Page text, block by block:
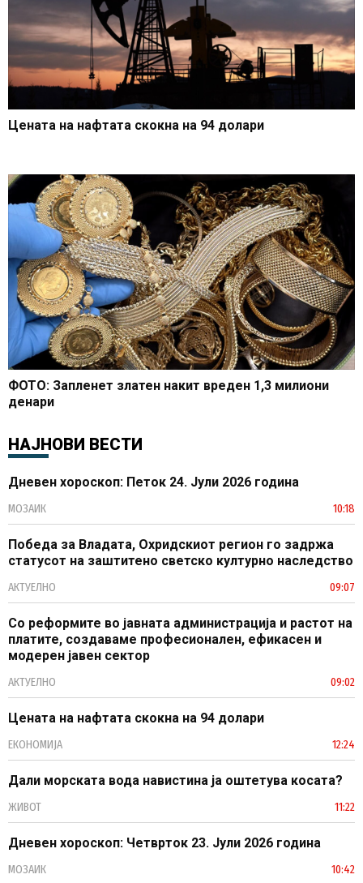
Цената на нафтата скокна на 94 долари
ФОТО: Запленет златен накит вреден 1,3 милиони
денари
НАЈНОВИ ВЕСТИ
Дневен хороскоп: Петок 24. Јули 2026 година
МОЗАИК 10:18
Победа за Владата, Охридскиот регион го задржа
статусот на заштитено светско културно наследство
АКТУЕЛНО 09:07
Со реформите во јавната администрација и растот на
платите, создаваме професионален, ефикасен и
модерен јавен сектор
АКТУЕЛНО 09:02
Цената на нафтата скокна на 94 долари
ЕКОНОМИЈА 12:24
Дали морската вода навистина ја оштетува косата?
ЖИВОТ 11:22
Дневен хороскоп: Четврток 23. Јули 2026 година
МОЗАИК 10:42